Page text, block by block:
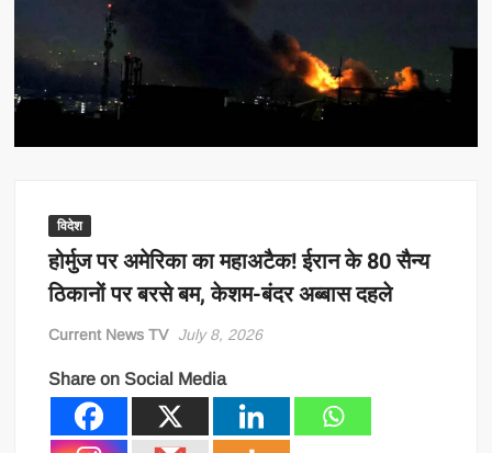
विदेश
होर्मुज पर अमेरिका का महाअटैक! ईरान के 80 सैन्य
ठिकानों पर बरसे बम, केशम-बंदर अब्बास दहले
Current News TV July 8, 2026
Share on Social Media